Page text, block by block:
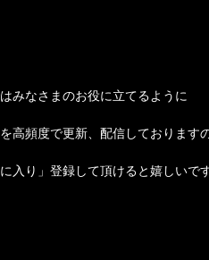
みなさまのお役に立てるように
高頻度で更新、配信しております
入り」登録して頂けると嬉しいで